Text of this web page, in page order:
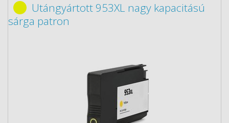
Utángyártott 953XL nagy kapacitású
sárga patron